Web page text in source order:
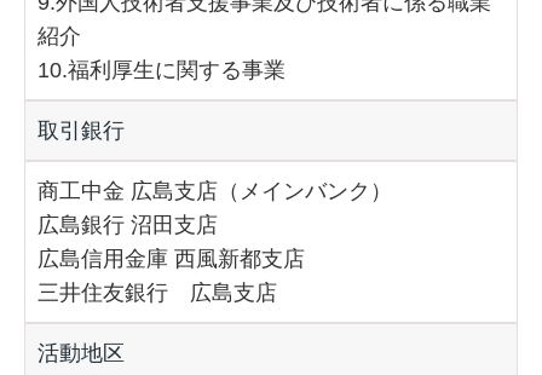
紹介
10.福利厚生に関する事業
取引銀行
商工中金 広島支店（メインバンク）
広島銀行 沼田支店
広島信用金庫 西風新都支店
三井住友銀行 広島支店
活動地区